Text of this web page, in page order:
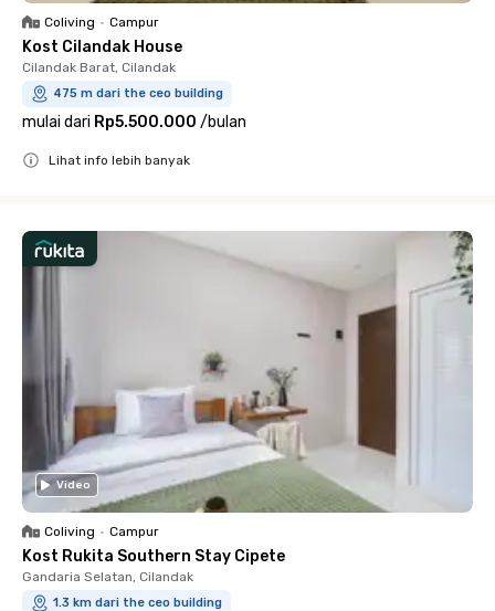
Coliving • Campur
Kost Cilandak House
Cilandak Barat, Cilandak
475 m dari the ceo building
mulai dari Rp5.500.000 /bulan
Lihat info lebih banyak
Video
Coliving • Campur
Kost Rukita Southern Stay Cipete
Gandaria Selatan, Cilandak
1.3 km dari the ceo building